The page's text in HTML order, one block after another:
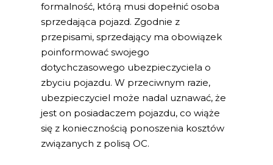
formalność, którą musi dopełnić osoba
sprzedająca pojazd. Zgodnie z
przepisami, sprzedający ma obowiązek
poinformować swojego
dotychczasowego ubezpieczyciela o
zbyciu pojazdu. W przeciwnym razie,
ubezpieczyciel może nadal uznawać, że
jest on posiadaczem pojazdu, co wiąże
się z koniecznością ponoszenia kosztów
związanych z polisą OC.